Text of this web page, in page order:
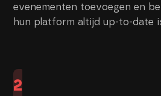
evenementen toevoegen en
hun platform altijd up-to-date
2